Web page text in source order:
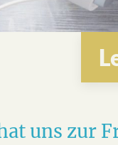
uns zur